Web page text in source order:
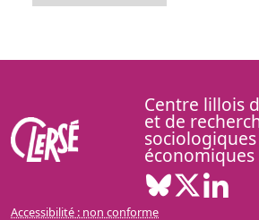
Centre lillois
et de
économiques
Bluesky (
X (
Accessibilité : non conforme